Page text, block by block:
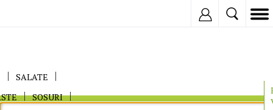
SALATE
SOSURI